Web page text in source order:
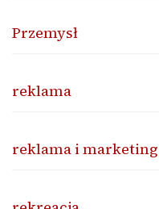
Przemysł
reklama
reklama i marketing